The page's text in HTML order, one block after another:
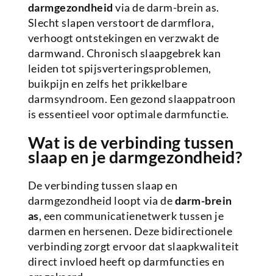
darmgezondheid via de darm-brein as.
Slecht slapen verstoort de darmflora,
verhoogt ontstekingen en verzwakt de
darmwand. Chronisch slaapgebrek kan
leiden tot spijsverteringsproblemen,
buikpijn en zelfs het prikkelbare
darmsyndroom. Een gezond slaappatroon
is essentieel voor optimale darmfunctie.
Wat is de verbinding tussen
slaap en je darmgezondheid?
De verbinding tussen slaap en
darmgezondheid loopt via dedarm-brein
as, een communicatienetwerk tussen je
darmen en hersenen. Deze bidirectionele
verbinding zorgt ervoor dat slaapkwaliteit
direct invloed heeft op darmfuncties en